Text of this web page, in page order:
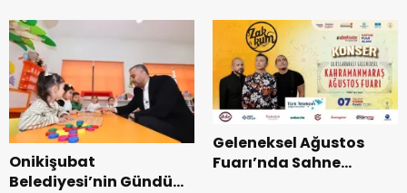
Onikişubat
Belediyesi’nin Gündüz
Geleneksel Ağustos
Fuarı’nda Sahne